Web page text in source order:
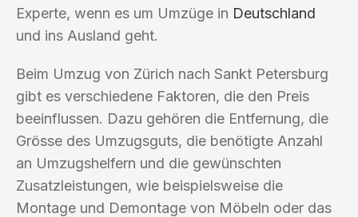
Experte, wenn es um Umzüge in Deutschland
und ins Ausland geht.
Beim Umzug von Zürich nach Sankt Petersburg
gibt es verschiedene Faktoren, die den Preis
beeinflussen. Dazu gehören die Entfernung, die
Grösse des Umzugsguts, die benötigte Anzahl
an Umzugshelfern und die gewünschten
Zusatzleistungen, wie beispielsweise die
Montage und Demontage von Möbeln oder das